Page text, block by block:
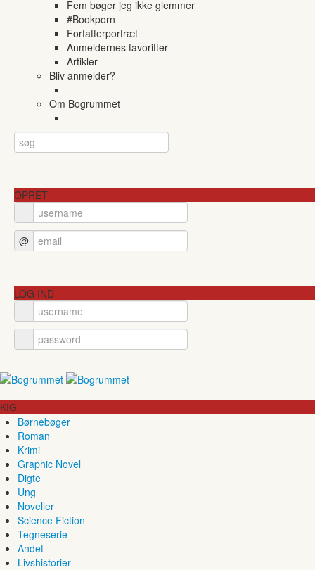
Fem bøger jeg ikke glemmer
#Bookporn
Forfatterportræt
Anmeldernes favoritter
Artikler
Bliv anmelder?
Om Bogrummet
OPRET
@
LOG IND
KIG
Børnebøger
Roman
Krimi
Graphic Novel
Digte
Ung
Noveller
Science Fiction
Tegneserie
Andet
Livshistorier